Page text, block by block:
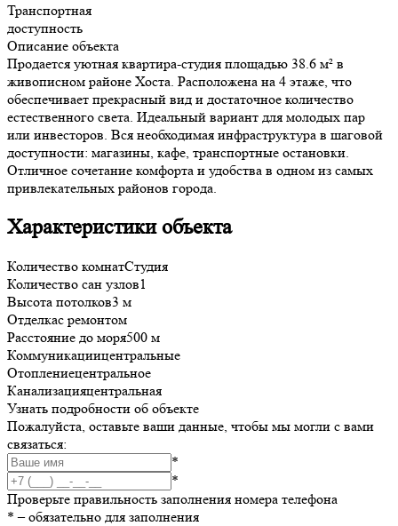
Транспортная
доступность
Описание объекта
Продается уютная квартира-студия площадью 38.6 м² в
живописном районе Хоста. Расположена на 4 этаже, что
обеспечивает прекрасный вид и достаточное количество
естественного света. Идеальный вариант для молодых пар
или инвесторов. Вся необходимая инфраструктура в шаговой
доступности: магазины, кафе, транспортные остановки.
Отличное сочетание комфорта и удобства в одном из самых
привлекательных районов города.
Характеристики объекта
Количество комнатСтудия
Количество сан узлов1
Высота потолков3 м
Отделкас ремонтом
Расстояние до моря500 м
Коммуникациицентральные
Отоплениецентральное
Канализацияцентральная
Узнать подробности об объекте
Пожалуйста, оставьте ваши данные, чтобы мы могли с вами
связаться:
*
*
Проверьте правильность заполнения номера телефона
* – обязательно для заполнения